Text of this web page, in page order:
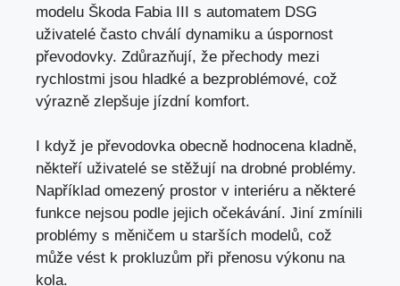
modelu Škoda Fabia III s automatem DSG
uživatelé často chválí dynamiku a úspornost
převodovky. Zdůrazňují, že přechody mezi
rychlostmi jsou hladké a bezproblémové, což
výrazně zlepšuje jízdní komfort.
I když je převodovka obecně hodnocena kladně,
někteří uživatelé se stěžují na drobné problémy.
Například omezený prostor v interiéru a některé
funkce nejsou podle jejich očekávání. Jiní zmínili
problémy s měničem u starších modelů, což
může vést k prokluzům při přenosu výkonu na
kola.